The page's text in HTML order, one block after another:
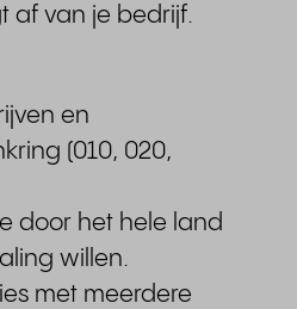
af van je bedrijf.
en
(010, 020,
door het hele land
willen.
met meerdere